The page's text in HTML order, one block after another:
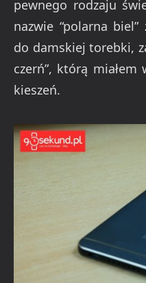
pewnego rodzaju
nazwie “polarna
do damskiej torebki,
czerń”, którą
kieszeń.